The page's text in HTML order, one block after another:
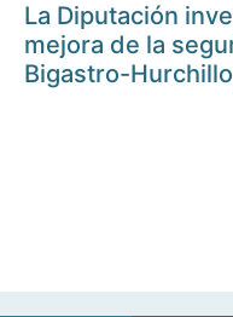
La Diputación
mejora de la
Bigastro-